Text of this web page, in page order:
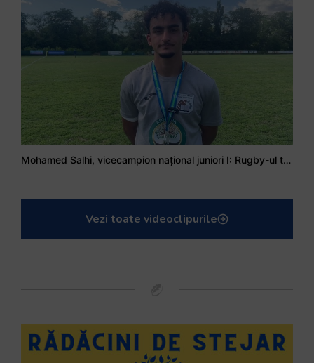
Mohamed Salhi, vicecampion național juniori I: Rugby-ul te învață să accepți și înfrângerile
Vezi toate videoclipurile